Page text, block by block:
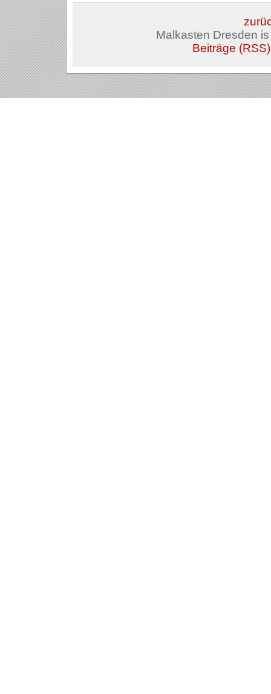
Malkasten Dresden
Beiträge (RSS)